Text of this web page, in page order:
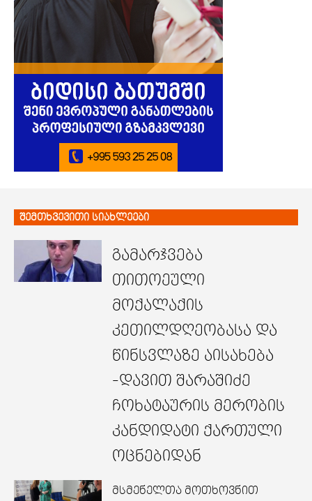
შემთხვევითი სიახლეები
გამარჯვება
თითოეული
მოქალაქის
კეთილდღეობასა და
წინსვლაზე აისახება
-დავით შარაშიძე
ჩოხატაურის მერობის
კანდიდატი ქართული
ოცნებიდან
მსმენელთა მოთხოვნით